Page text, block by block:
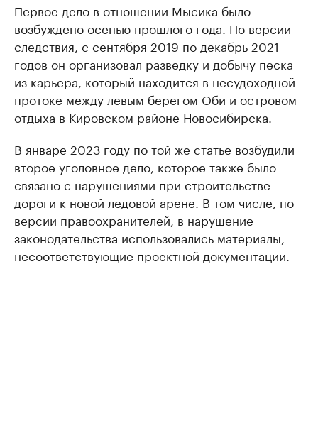
Первое дело в отношении Мысика было
возбуждено осенью прошлого года. По версии
следствия, с сентября 2019 по декабрь 2021
годов он организовал разведку и добычу песка
из карьера, который находится в несудоходной
протоке между левым берегом Оби и островом
отдыха в Кировском районе Новосибирска.
В январе 2023 году по той же статье возбудили
второе уголовное дело, которое также было
связано с нарушениями при строительстве
дороги к новой ледовой арене. В том числе, по
версии правоохранителей, в нарушение
законодательства использовались материалы,
несоответствующие проектной документации.